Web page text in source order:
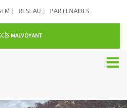
| RESEAU | PARTENAIRES
MALVOYANT